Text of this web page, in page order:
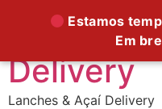
Delivery
Lanches & Açaí Delivery
Estamos
Em